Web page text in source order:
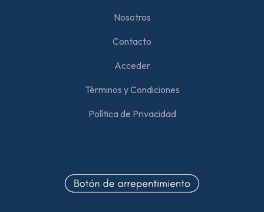
Nosotros
Contacto
Acceder
Términos y Condiciones
Política de Privacidad